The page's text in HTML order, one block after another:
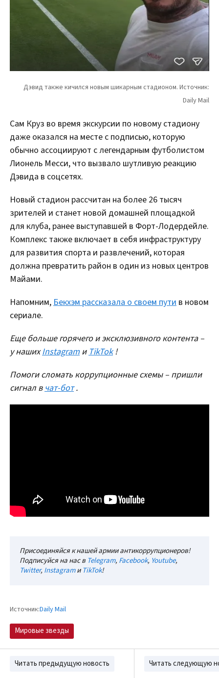
Сам Круз во время экскурсии по новому стадиону
даже оказался на месте с подписью, которую
обычно ассоциируют с легендарным футболистом
Лионель Месси, что вызвало шутливую реакцию
Дэвида в соцсетях.
Новый стадион рассчитан на более 26 тысяч
зрителей и станет новой домашней площадкой
для клуба, ранее выступавшей в Форт-Лодердейле.
Комплекс также включает в себя инфраструктуру
для развития спорта и развлечений, которая
должна превратить район в один из новых центров
Майами.
Напомним, Бекхэм рассказала о своем пути в новом
сериале.
Еще больше горячего и эксклюзивного контента –
у наших Instagram и TikTok !
Помоги сломать коррупционные схемы – пришли
сигнал в чат-бот .
Присоединяйся к нашей армии антикоррупционеров!
Подписуйся на нас в Telegram, Facebook, Youtube,
Twitter, InstagramиTikTok!
Источник:Daily Mail
Мировые звезды
Читать предыдущую новость Читать следующую